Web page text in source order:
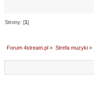
Strony: [1]
Forum 4stream.pl » Strefa muzyki»